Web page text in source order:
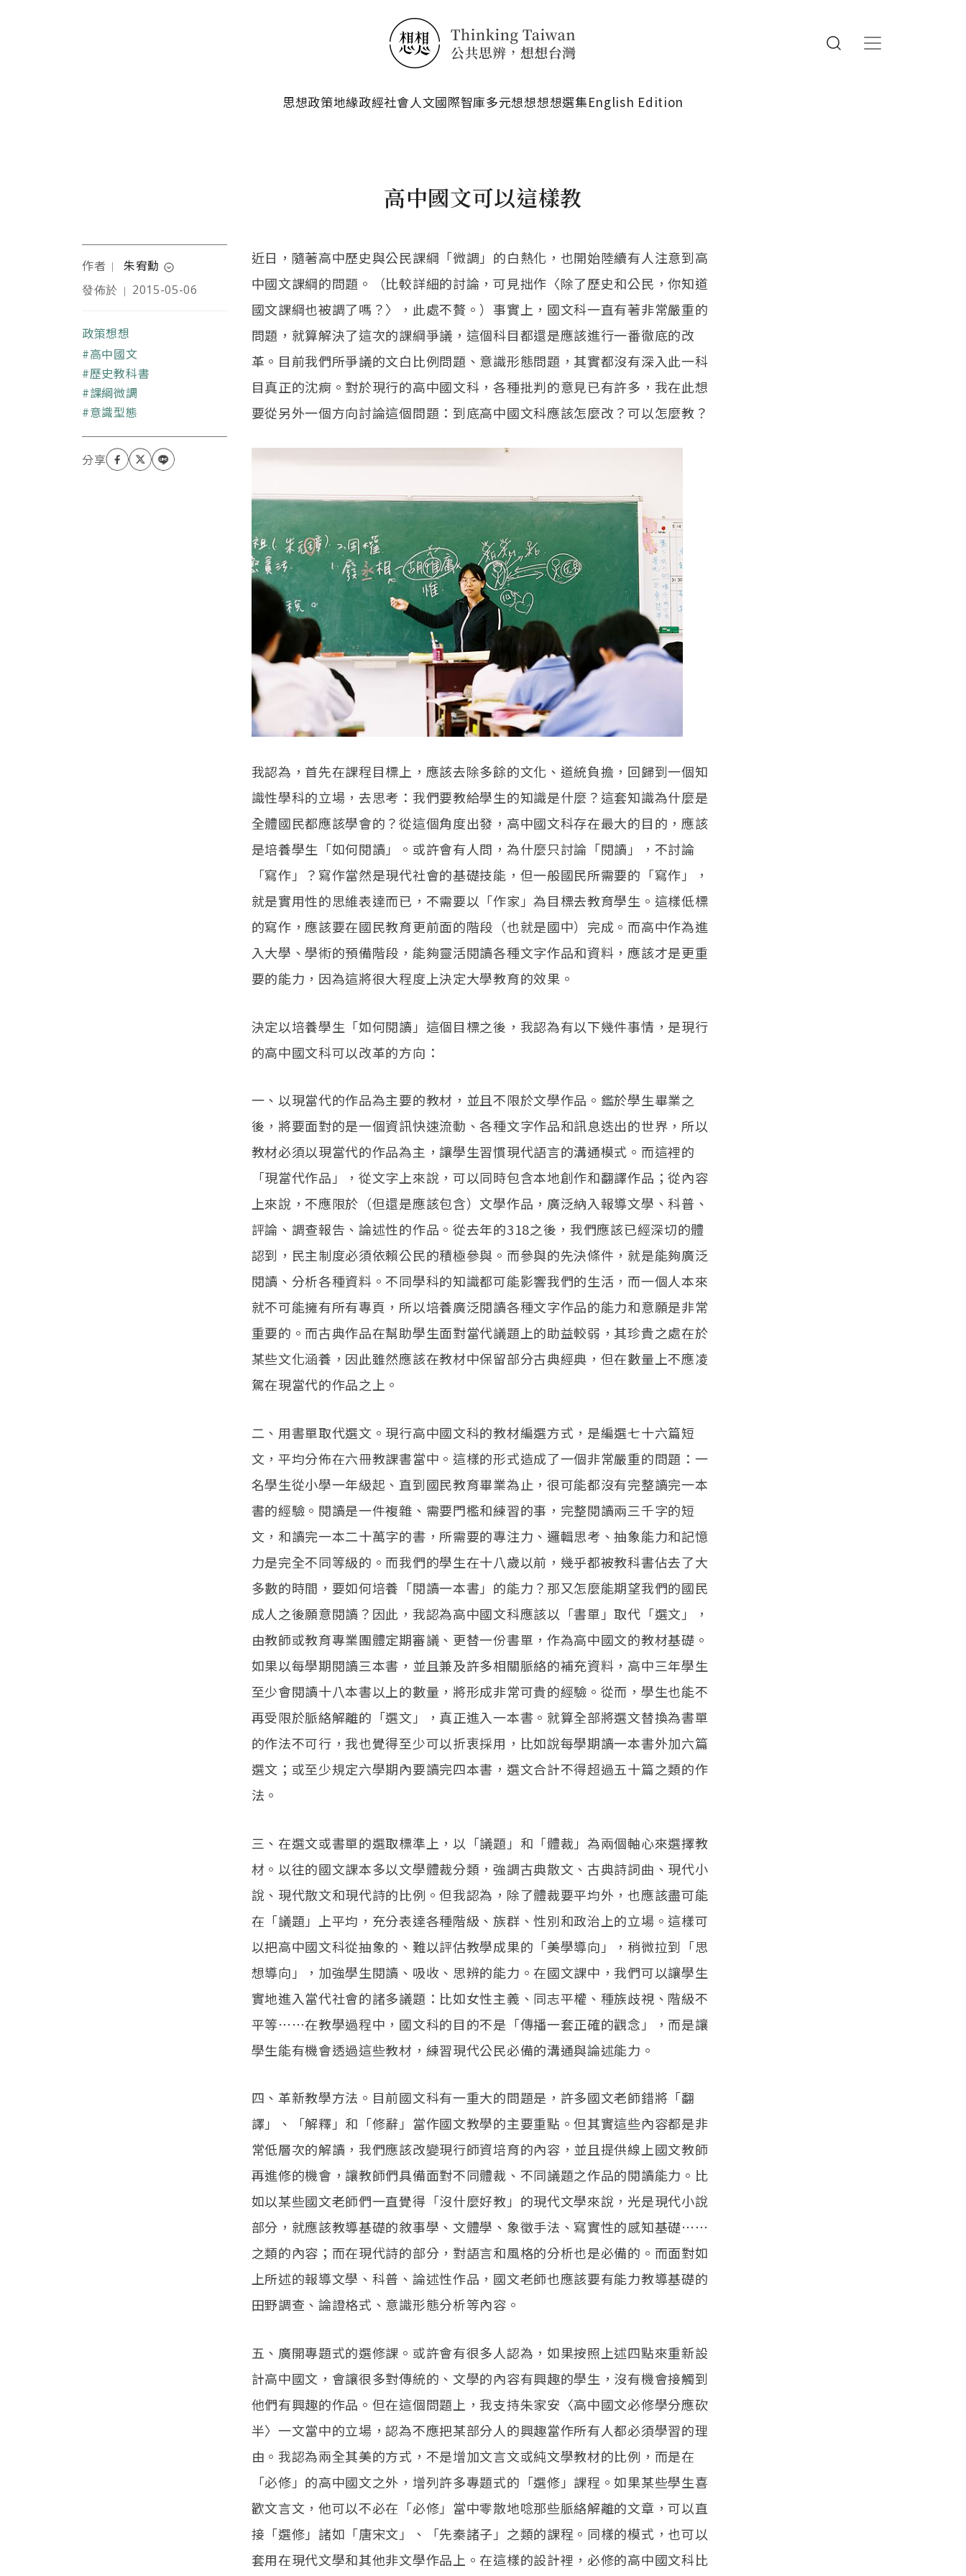
思想政策地緣政經社會人文國際智庫多元想想想想選集English Edition
高中國文可以這樣教
作者 ｜ 朱宥勳 expand_circle_down
1988年生，畢業於清華大
文學書評刊物《秘密讀
者》編輯委員，並與太太
開設「日行甜點文學工作
室」。嗜好讀小說、寫小
說，並且努力用小說的邏
輯解釋世界上發生的所有
《暗影》、《誤遞》、
《堊觀》，評論散文集
《學校不敢教的小說》，
發佈於 ｜ 2015-05-06
政策想想
關鍵字
高中國文
歷史教科書
課綱微調
意識型態
近日，隨著高中歷史與公民課綱「微調」的白熱化，也開始陸續有人注意到高
中國文課綱的問題。（比較詳細的討論，可見拙作〈除了歷史和公民，你知道
國文課綱也被調了嗎？〉，此處不贅。）事實上，國文科一直有著非常嚴重的
問題，就算解決了這次的課綱爭議，這個科目都還是應該進行一番徹底的改
革。目前我們所爭議的文白比例問題、意識形態問題，其實都沒有深入此一科
目真正的沈痾。對於現行的高中國文科，各種批判的意見已有許多，我在此想
要從另外一個方向討論這個問題：到底高中國文科應該怎麼改？可以怎麼教？
我認為，首先在課程目標上，應該去除多餘的文化、道統負擔，回歸到一個知
識性學科的立場，去思考：我們要教給學生的知識是什麼？這套知識為什麼是
全體國民都應該學會的？從這個角度出發，高中國文科存在最大的目的，應該
是培養學生「如何閱讀」。或許會有人問，為什麼只討論「閱讀」，不討論
「寫作」？寫作當然是現代社會的基礎技能，但一般國民所需要的「寫作」，
就是實用性的思維表達而已，不需要以「作家」為目標去教育學生。這樣低標
的寫作，應該要在國民教育更前面的階段（也就是國中）完成。而高中作為進
入大學、學術的預備階段，能夠靈活閱讀各種文字作品和資料，應該才是更重
要的能力，因為這將很大程度上決定大學教育的效果。
決定以培養學生「如何閱讀」這個目標之後，我認為有以下幾件事情，是現行
的高中國文科可以改革的方向：
一、以現當代的作品為主要的教材，並且不限於文學作品。鑑於學生畢業之
後，將要面對的是一個資訊快速流動、各種文字作品和訊息迭出的世界，所以
教材必須以現當代的作品為主，讓學生習慣現代語言的溝通模式。而這裡的
「現當代作品」，從文字上來說，可以同時包含本地創作和翻譯作品；從內容
上來說，不應限於（但還是應該包含）文學作品，廣泛納入報導文學、科普、
評論、調查報告、論述性的作品。從去年的318之後，我們應該已經深切的體
認到，民主制度必須依賴公民的積極參與。而參與的先決條件，就是能夠廣泛
閱讀、分析各種資料。不同學科的知識都可能影響我們的生活，而一個人本來
就不可能擁有所有專頁，所以培養廣泛閱讀各種文字作品的能力和意願是非常
重要的。而古典作品在幫助學生面對當代議題上的助益較弱，其珍貴之處在於
某些文化涵養，因此雖然應該在教材中保留部分古典經典，但在數量上不應凌
駕在現當代的作品之上。
二、用書單取代選文。現行高中國文科的教材編選方式，是編選七十六篇短
文，平均分佈在六冊教課書當中。這樣的形式造成了一個非常嚴重的問題：一
名學生從小學一年級起、直到國民教育畢業為止，很可能都沒有完整讀完一本
書的經驗。閱讀是一件複雜、需要門檻和練習的事，完整閱讀兩三千字的短
文，和讀完一本二十萬字的書，所需要的專注力、邏輯思考、抽象能力和記憶
力是完全不同等級的。而我們的學生在十八歲以前，幾乎都被教科書佔去了大
多數的時間，要如何培養「閱讀一本書」的能力？那又怎麼能期望我們的國民
成人之後願意閱讀？因此，我認為高中國文科應該以「書單」取代「選文」，
由教師或教育專業團體定期審議、更替一份書單，作為高中國文的教材基礎。
如果以每學期閱讀三本書，並且兼及許多相關脈絡的補充資料，高中三年學生
至少會閱讀十八本書以上的數量，將形成非常可貴的經驗。從而，學生也能不
再受限於脈絡解離的「選文」，真正進入一本書。就算全部將選文替換為書單
的作法不可行，我也覺得至少可以折衷採用，比如說每學期讀一本書外加六篇
選文；或至少規定六學期內要讀完四本書，選文合計不得超過五十篇之類的作
法。
三、在選文或書單的選取標準上，以「議題」和「體裁」為兩個軸心來選擇教
材。以往的國文課本多以文學體裁分類，強調古典散文、古典詩詞曲、現代小
說、現代散文和現代詩的比例。但我認為，除了體裁要平均外，也應該盡可能
在「議題」上平均，充分表達各種階級、族群、性別和政治上的立場。這樣可
以把高中國文科從抽象的、難以評估教學成果的「美學導向」，稍微拉到「思
想導向」，加強學生閱讀、吸收、思辨的能力。在國文課中，我們可以讓學生
實地進入當代社會的諸多議題：比如女性主義、同志平權、種族歧視、階級不
平等⋯⋯在教學過程中，國文科的目的不是「傳播一套正確的觀念」，而是讓
學生能有機會透過這些教材，練習現代公民必備的溝通與論述能力。
四、革新教學方法。目前國文科有一重大的問題是，許多國文老師錯將「翻
譯」、「解釋」和「修辭」當作國文教學的主要重點。但其實這些內容都是非
常低層次的解讀，我們應該改變現行師資培育的內容，並且提供線上國文教師
再進修的機會，讓教師們具備面對不同體裁、不同議題之作品的閱讀能力。比
如以某些國文老師們一直覺得「沒什麼好教」的現代文學來說，光是現代小說
部分，就應該教導基礎的敘事學、文體學、象徵手法、寫實性的感知基礎⋯⋯
之類的內容；而在現代詩的部分，對語言和風格的分析也是必備的。而面對如
上所述的報導文學、科普、論述性作品，國文老師也應該要有能力教導基礎的
田野調查、論證格式、意識形態分析等內容。
五、廣開專題式的選修課。或許會有很多人認為，如果按照上述四點來重新設
計高中國文，會讓很多對傳統的、文學的內容有興趣的學生，沒有機會接觸到
他們有興趣的作品。但在這個問題上，我支持朱家安〈高中國文必修學分應砍
半〉一文當中的立場，認為不應把某部分人的興趣當作所有人都必須學習的理
由。我認為兩全其美的方式，不是增加文言文或純文學教材的比例，而是在
「必修」的高中國文之外，增列許多專題式的「選修」課程。如果某些學生喜
歡文言文，他可以不必在「必修」當中零散地唸那些脈絡解離的文章，可以直
接「選修」諸如「唐宋文」、「先秦諸子」之類的課程。同樣的模式，也可以
套用在現代文學和其他非文學作品上。在這樣的設計裡，必修的高中國文科比